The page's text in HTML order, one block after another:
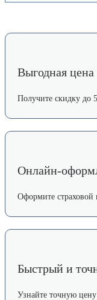
Выгодная цена
Получите скидку до
Онлайн-
Оформите
Быстрый и
Узнайте точную